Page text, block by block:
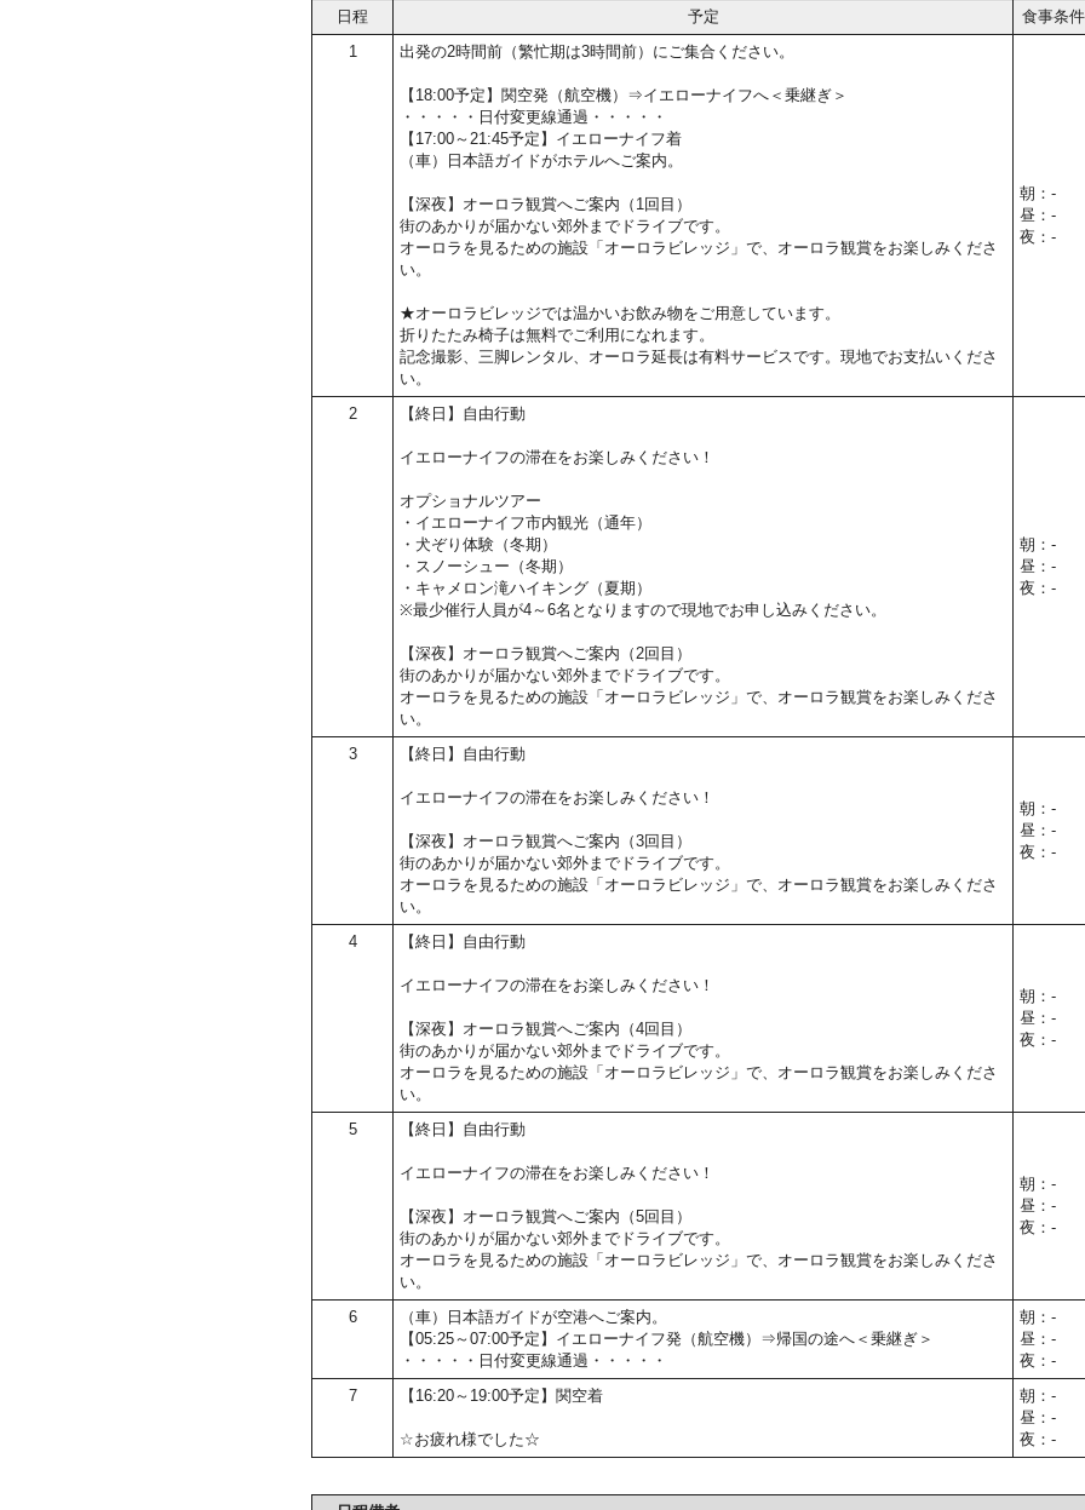
日程 予定 食事条件
1
出発の2時間前（繁忙期は3時間前）にご集合ください。
【18:00予定】関空発（航空機）⇒イエローナイフへ＜乗継ぎ＞
・・・・・日付変更線通過・・・・・
【17:00～21:45予定】イエローナイフ着
（車）日本語ガイドがホテルへご案内。
【深夜】オーロラ観賞へご案内（1回目）
街のあかりが届かない郊外までドライブです。
オーロラを見るための施設「オーロラビレッジ」で、オーロラ観賞をお楽しみくださ
い。
★オーロラビレッジでは温かいお飲み物をご用意しています。
折りたたみ椅子は無料でご利用になれます。
記念撮影、三脚レンタル、オーロラ延長は有料サービスです。現地でお支払いくださ
い。
朝：-
昼：-
夜：-
2 【終日】自由行動
イエローナイフの滞在をお楽しみください！
オプショナルツアー
・イエローナイフ市内観光（通年）
・犬ぞり体験（冬期）
・スノーシュー（冬期）
・キャメロン滝ハイキング（夏期）
※最少催行人員が4～6名となりますので現地でお申し込みください。
【深夜】オーロラ観賞へご案内（2回目）
街のあかりが届かない郊外までドライブです。
オーロラを見るための施設「オーロラビレッジ」で、オーロラ観賞をお楽しみくださ
い。
朝：-
昼：-
夜：-
3 【終日】自由行動
イエローナイフの滞在をお楽しみください！
【深夜】オーロラ観賞へご案内（3回目）
街のあかりが届かない郊外までドライブです。
オーロラを見るための施設「オーロラビレッジ」で、オーロラ観賞をお楽しみくださ
い。
朝：-
昼：-
夜：-
4 【終日】自由行動
イエローナイフの滞在をお楽しみください！
【深夜】オーロラ観賞へご案内（4回目）
街のあかりが届かない郊外までドライブです。
オーロラを見るための施設「オーロラビレッジ」で、オーロラ観賞をお楽しみくださ
い。
朝：-
昼：-
夜：-
5 【終日】自由行動
イエローナイフの滞在をお楽しみください！
【深夜】オーロラ観賞へご案内（5回目）
街のあかりが届かない郊外までドライブです。
オーロラを見るための施設「オーロラビレッジ」で、オーロラ観賞をお楽しみくださ
い。
朝：-
昼：-
夜：-
6
（車）日本語ガイドが空港へご案内。
【05:25～07:00予定】イエローナイフ発（航空機）⇒帰国の途へ＜乗継ぎ＞
・・・・・日付変更線通過・・・・・
朝：-
昼：-
夜：-
7 【16:20～19:00予定】関空着
☆お疲れ様でした☆
朝：-
昼：-
夜：-